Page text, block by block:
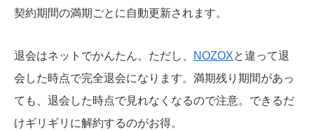
契約期間の満期ごとに自動更新されます。
退会はネットでかんたん。ただし、 NOZOXと違って退
会した時点で完全退会になります。満期残り期間があっ
ても、退会した時点で見れなくなるので注意。できるだ
けギリギリに解約するのがお得。